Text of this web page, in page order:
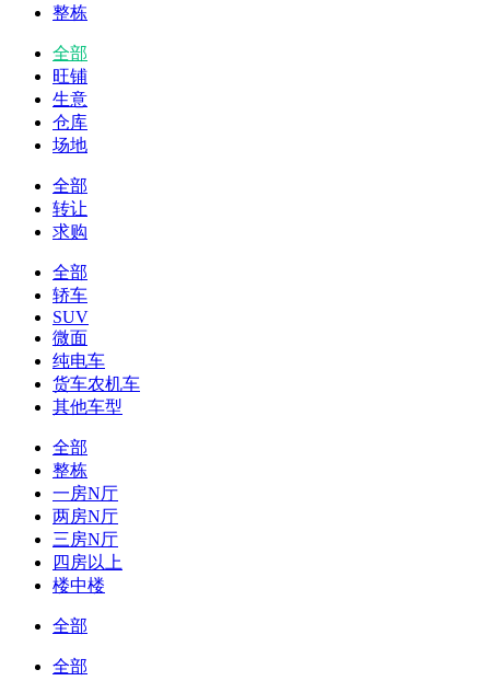
整栋
全部
旺铺
生意
仓库
场地
全部
转让
求购
全部
轿车
SUV
微面
纯电车
货车农机车
其他车型
全部
整栋
一房N厅
两房N厅
三房N厅
四房以上
楼中楼
全部
全部